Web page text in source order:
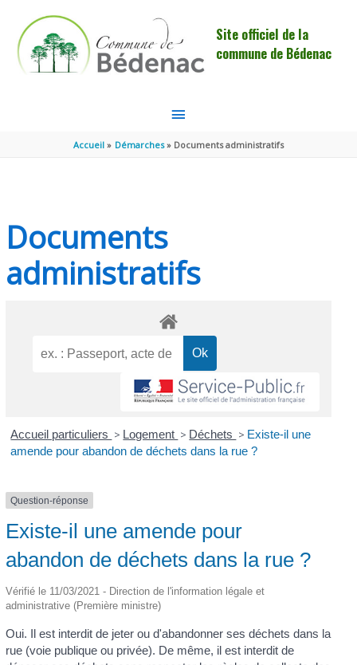
Site officiel de la
commune de Bédenac
MENU
PRINCIPAL
Accueil Démarches Documents administratifs
Documents
administratifs
Accueil particuliers > Logement > Déchets > Existe-il une
amende pour abandon de déchets dans la rue ?
Question-réponse
Existe-il une amende pour
abandon de déchets dans la rue ?
Vérifié le 11/03/2021 - Direction de l'information légale et
administrative (Première ministre)
Oui. Il est interdit de jeter ou d'abandonner ses déchets dans la
rue (voie publique ou privée). De même, il est interdit de